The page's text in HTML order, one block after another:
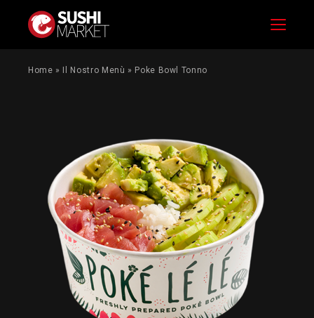
Menu
Home » Il Nostro Menù » Poke Bowl Tonno